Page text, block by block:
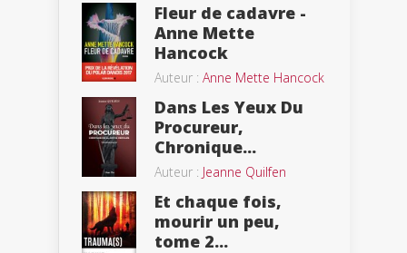
Fleur de cadavre -
Anne Mette
Hancock
Auteur : Anne Mette Hancock
Dans Les Yeux Du
Procureur,
Chronique...
Auteur : Jeanne Quilfen
Et chaque fois,
mourir un peu,
tome 2...